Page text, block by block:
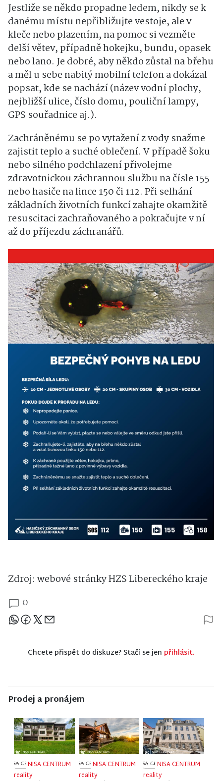
Jestliže se někdo propadne ledem, nikdy se k
danému místu nepřibližujte vestoje, ale v
kleče nebo plazením, na pomoc si vezměte
delší větev, případně hokejku, bundu, opasek
nebo lano. Je dobré, aby někdo zůstal na břehu
a měl u sebe nabitý mobilní telefon a dokázal
popsat, kde se nachází (název vodní plochy,
nejbližší ulice, číslo domu, pouliční lampy,
GPS souřadnice aj.).
Zachráněnému se po vytažení z vody snažme
zajistit teplo a suché oblečení. V případě šoku
nebo silného podchlazení přivolejme
zdravotnickou záchrannou službu na čísle 155
nebo hasiče na lince 150 či 112. Při selhání
základních životních funkcí zahajte okamžitě
resuscitaci zachraňovaného a pokračujte v ní
až do příjezdu záchranářů.
Zdroj: webové stránky HZS Libereckého kraje
0
Sdílejte článek
Chcete přispět do diskuze? Stačí se jen přihlásit.
Prodej a pronájem
NISA CENTRUM
reality
NISA CENTRUM
reality
NISA CENTRUM
reality